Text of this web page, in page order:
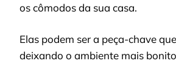
os cômodos da sua casa.
Elas podem ser a peça-chave
deixando o ambiente mais